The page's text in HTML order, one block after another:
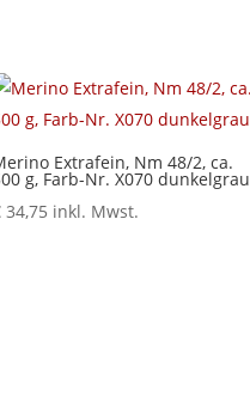
Extrafein, Nm 48/2, ca.
g, Farb-Nr. X070 dunkelgrau
34,75 inkl. Mwst.